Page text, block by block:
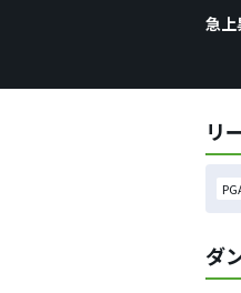
急上
リ
ダ